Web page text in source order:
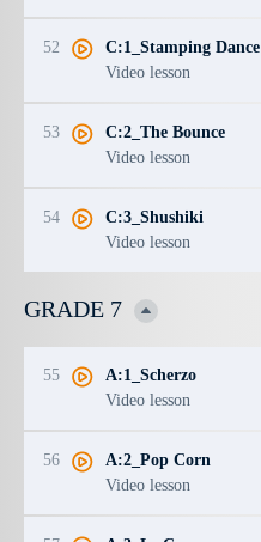
52
C:1_Stamping Dance
Video lesson
53
C:2_The Bounce
Video lesson
54
C:3_Shushiki
Video lesson
GRADE 7
55
A:1_Scherzo
Video lesson
56
A:2_Pop Corn
Video lesson